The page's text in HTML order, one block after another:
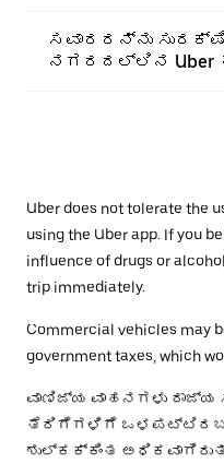
ಸವಾರರನ್ನು
ನಗರದಲ್ಲಿನ Uber
Uber does not tolerate the
using the Uber app. If you
influence of drugs or
trip immediately.
Commercial vehicles may
government taxes, which
ವಾಣಿಜ್ಯ ವಾಹನಗಳು
ತೆರಿಗೆಗಳಿಗೆ
ಶುಲ್ಕಕ್ಕಿಂತ